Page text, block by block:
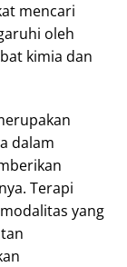
mencari
oleh
kimia dan
dalam
Terapi
yang